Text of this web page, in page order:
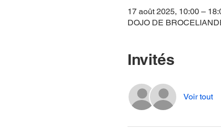
17 août 2025, 10:00 –
DOJO DE
Invités
Voir tout